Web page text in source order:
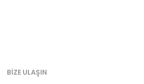
BIZE ULAŞIN